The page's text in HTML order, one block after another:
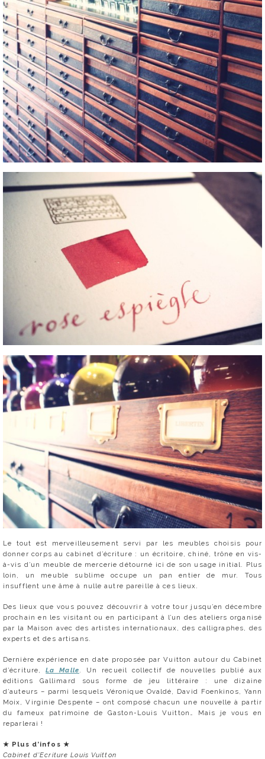
Le tout est merveilleusement servi par les meubles choisis pour
donner corps au cabinet d’écriture : un écritoire, chiné, trône en vis-
à-vis d’un meuble de mercerie détourné ici de son usage initial. Plus
loin, un meuble sublime occupe un pan entier de mur. Tous
insufflent une âme à nulle autre pareille à ces lieux.
Des lieux que vous pouvez découvrir à votre tour jusqu’en décembre
prochain en les visitant ou en participant à l’un des ateliers organisé
par la Maison avec des artistes internationaux, des calligraphes, des
experts et des artisans.
Dernière expérience en date proposée par Vuitton autour du Cabinet
d’écriture,La Malle. Un recueil collectif de nouvelles publié aux
éditions Gallimard sous forme de jeu littéraire : une dizaine
d’auteurs – parmi lesquels Véronique Ovaldé, David Foenkinos, Yann
Moix, Virginie Despente – ont composé chacun une nouvelle à partir
du fameux patrimoine de Gaston-Louis Vuitton… Mais je vous en
reparlerai !
★ Plus d’infos ★
Cabinet d’Ecriture Louis Vuitton